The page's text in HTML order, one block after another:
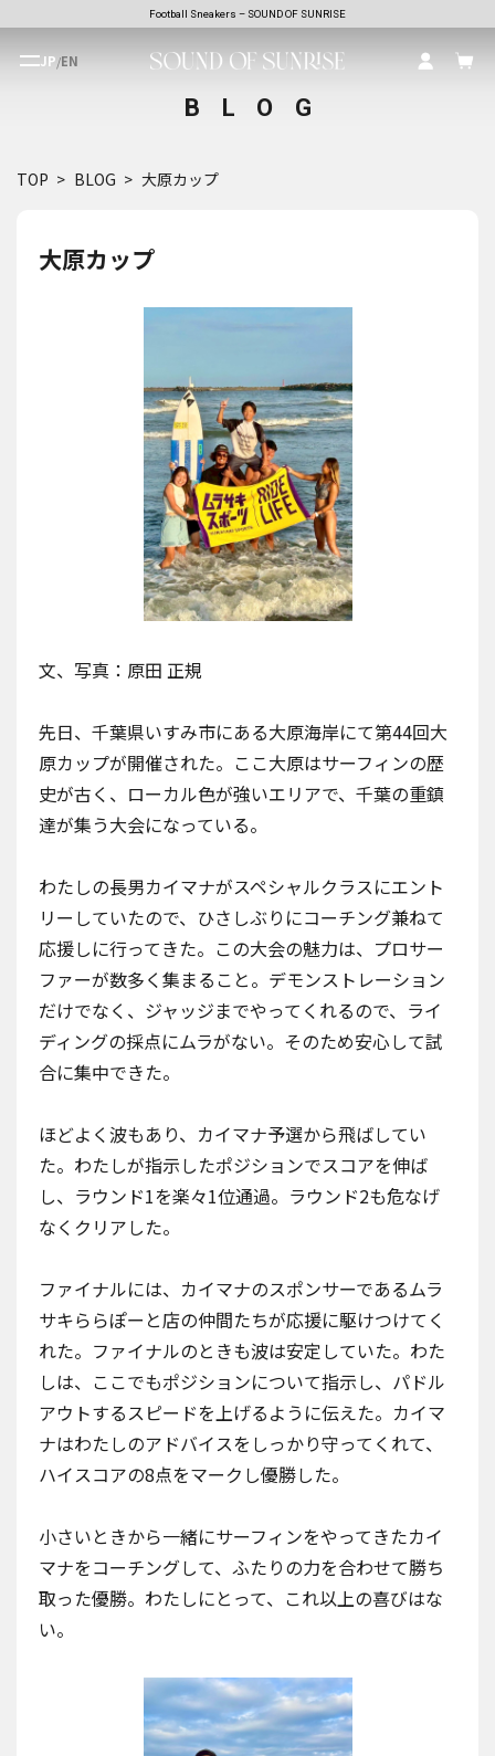
Football Sneakers – SOUND OF SUNRISE
JP/EN
BLOG
TOP BLOG 大原カップ
大原カップ
文、写真：原田 正規
先日、千葉県いすみ市にある大原海岸にて第44回大
原カップが開催された。ここ大原はサーフィンの歴
史が古く、ローカル色が強いエリアで、千葉の重鎮
達が集う大会になっている。
わたしの長男カイマナがスペシャルクラスにエント
リーしていたので、ひさしぶりにコーチング兼ねて
応援しに行ってきた。この大会の魅力は、プロサー
ファーが数多く集まること。デモンストレーション
だけでなく、ジャッジまでやってくれるので、ライ
ディングの採点にムラがない。そのため安心して試
合に集中できた。
ほどよく波もあり、カイマナ予選から飛ばしてい
た。わたしが指示したポジションでスコアを伸ば
し、ラウンド1を楽々1位通過。ラウンド2も危なげ
なくクリアした。
ファイナルには、カイマナのスポンサーであるムラ
サキららぽーと店の仲間たちが応援に駆けつけてく
れた。ファイナルのときも波は安定していた。わた
しは、ここでもポジションについて指示し、パドル
アウトするスピードを上げるように伝えた。カイマ
ナはわたしのアドバイスをしっかり守ってくれて、
ハイスコアの8点をマークし優勝した。
小さいときから一緒にサーフィンをやってきたカイ
マナをコーチングして、ふたりの力を合わせて勝ち
取った優勝。わたしにとって、これ以上の喜びはな
い。